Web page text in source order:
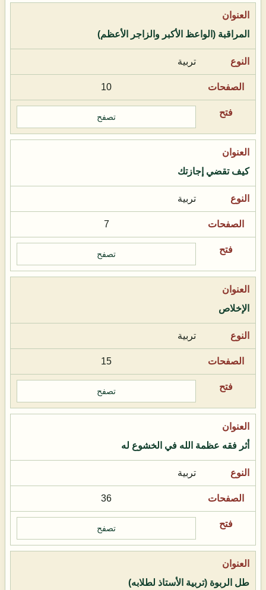
المراقبة (الواعظ الأكبر والزاجر الأعظم)
تربية
10
تصفح
كيف تقضي إجازتك
تربية
7
تصفح
الإخلاص
تربية
15
تصفح
أثر فقه عظمة الله في الخشوع له
تربية
36
تصفح
طل الربوة (تربية الأستاذ لطلابه)